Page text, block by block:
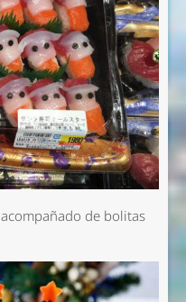
acompañado de bolitas